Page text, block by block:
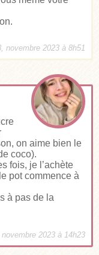
novembre 2023 à 8h51
on aime bien le
coco).
fois, je l’achète
pot commence à
à pas de la
2023 à 14h23